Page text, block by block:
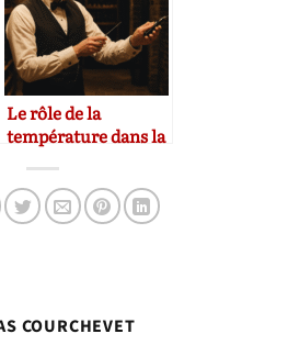
Le rôle de la
température dans la
COURCHEVET